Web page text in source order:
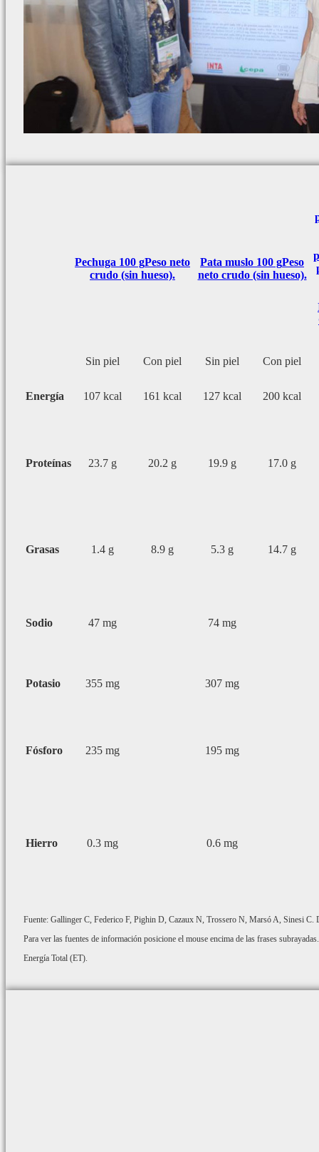
Pechuga 100 gPeso neto
crudo (sin hueso).
Pata muslo 100 gPeso
neto crudo (sin hueso).
Sin piel Con piel Sin piel Con piel
Energía 107 kcal 161 kcal 127 kcal 200 kcal
Proteínas 23.7 g 20.2 g 19.9 g 17.0 g
Grasas 1.4 g 8.9 g 5.3 g 14.7 g
Sodio 47 mg 74 mg
Potasio 355 mg 307 mg
Fósforo 235 mg 195 mg
Hierro 0.3 mg 0.6 mg
Fuente: Gallinger C, Federico F, Pighin D, Cazaux N, Trossero N, Marsó A, Sinesi
Para ver las fuentes de información posicione el mouse encima de las frases subrayadas.
Energía Total (ET).